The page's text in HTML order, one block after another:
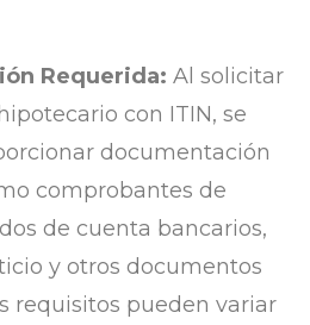
Requerida: Al solicitar
con ITIN, se
documentación
comprobantes de
de cuenta bancarios,
y otros documentos
requisitos pueden variar